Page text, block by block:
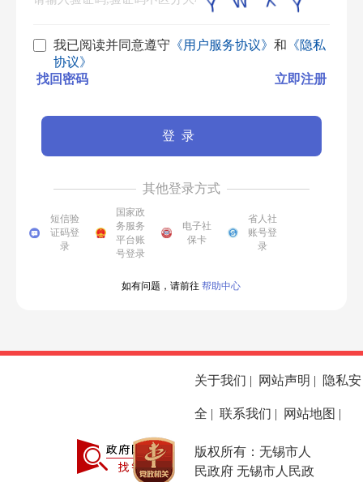
我已阅读并同意遵守 《用户服务协议》 和 《隐私
协议》
找回密码
立即注册
登录
其他登录方式
短信验
证码登
录
国家政
务服务
平台账
号登录
电子社
保卡
省人社
账号登
录
如有问题，请前往 帮助中心
关于我们 | 网站声明 | 隐私安
全 | 联系我们 | 网站地图 |
版权所有：无锡市人
民政府 无锡市人民政